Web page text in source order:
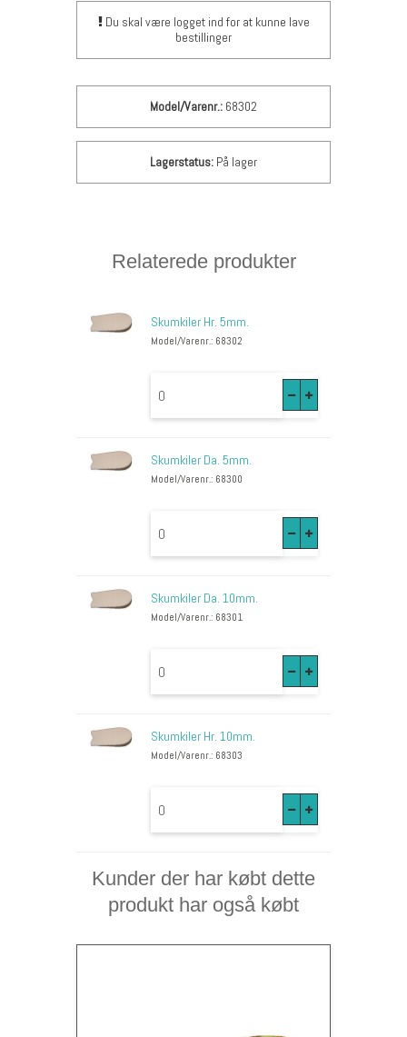
Du skal være logget ind for at kunne lave
bestillinger
Model/Varenr.: 68302
Lagerstatus: På lager
Relaterede produkter
Skumkiler Hr. 5mm.
Model/Varenr.: 68302
Skumkiler Da. 5mm.
Model/Varenr.: 68300
Skumkiler Da. 10mm.
Model/Varenr.: 68301
Skumkiler Hr. 10mm.
Model/Varenr.: 68303
Kunder der har købt dette
produkt har også købt